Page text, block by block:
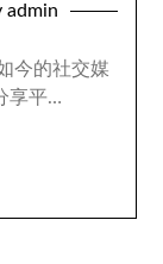
admin
今的社交媒
享平…